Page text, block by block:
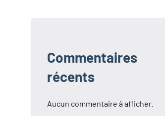
Commentaires
récents
Aucun commentaire à afficher.